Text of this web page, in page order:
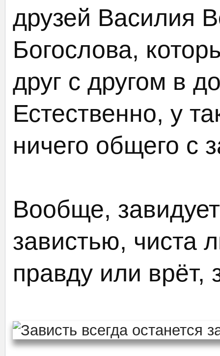
друзей Василия
Богослова,
друг с другом в
Естественно, у
ничего общего с
Вообще,
завистью, чиста
правду или врёт,